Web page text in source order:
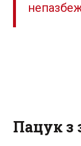
Пацук з